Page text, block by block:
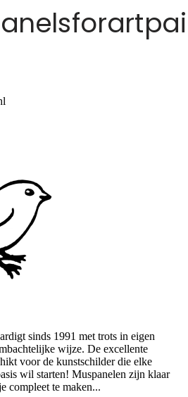
sinds 1991 met trots in eigen
wijze. De excellente
voor de kunstschilder die elke
wil starten! Muspanelen zijn klaar
compleet te maken...